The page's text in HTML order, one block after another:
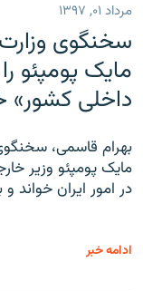
مرداد ۰۱, ۱۳۹۷
سخنگوی
مایک پومپئو
داخلی کشور»
بهرام قاسمی،
مایک پومپئو وزیر
در امور ایران
ادامه خبر